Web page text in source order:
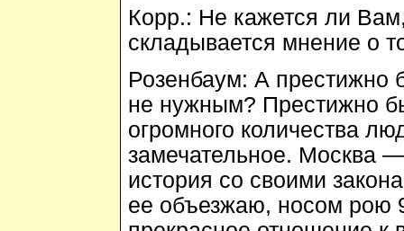
Корр.: Не кажется ли
складывается мнение о
Розенбаум: А престижно
не нужным? Престижно
огромного количества
замечательное. Москва
история со своими
ее объезжаю, носом рою